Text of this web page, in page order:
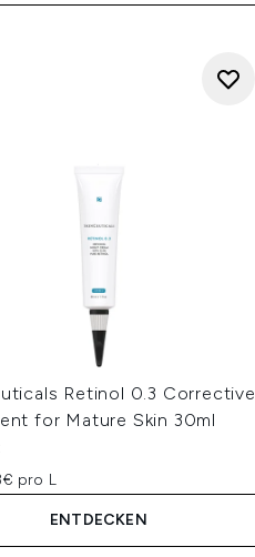
Retinol 0.3 Corrective
for Mature Skin 30ml
pro L
ENTDECKEN